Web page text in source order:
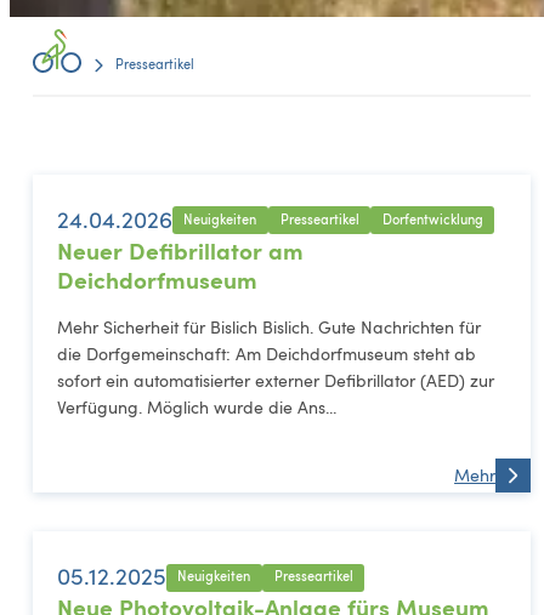
Presseartikel
24.04.2026 Neuigkeiten Presseartikel Dorfentwicklung
Neuer Defibrillator am
Deichdorfmuseum
Mehr Sicherheit für Bislich Bislich. Gute Nachrichten für
die Dorfgemeinschaft: Am Deichdorfmuseum steht ab
sofort ein automatisierter externer Defibrillator (AED) zur
Verfügung. Möglich wurde die Ans...
Mehr
05.12.2025 Neuigkeiten Presseartikel
Neue Photovoltaik-Anlage fürs Museum